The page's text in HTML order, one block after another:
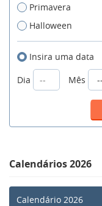
Primavera
Halloween
Insira uma data
Dia
Mês
Calendários 2026
Calendário 2026